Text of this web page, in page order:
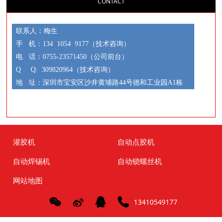
联系人：梅生
手 机：134 1054 9177（技术咨询）
电 话：0755-23571450（公司前台）
Q Q: 309820964（技术咨询）
地 址：深圳市宝安区沙井黄埔路44号德和工业园A1栋
灌胶机
自动点胶机
自动焊锡机
自动锁螺丝机
网站地图
13410549177